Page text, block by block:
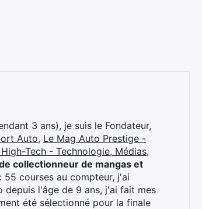
3 ans), je suis le Fondateur,
Auto, Le Mag Auto Prestige -
Tech - Technologie, Médias,
collectionneur de mangas et
courses au compteur, j'ai
depuis l'âge de 9 ans, j'ai fait mes
été sélectionné pour la finale